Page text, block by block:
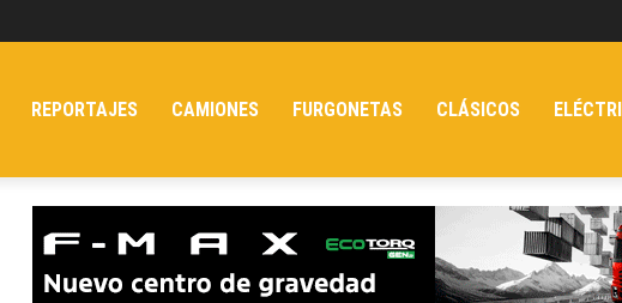
REPORTAJES CAMIONES FURGONETAS CLÁSICOS